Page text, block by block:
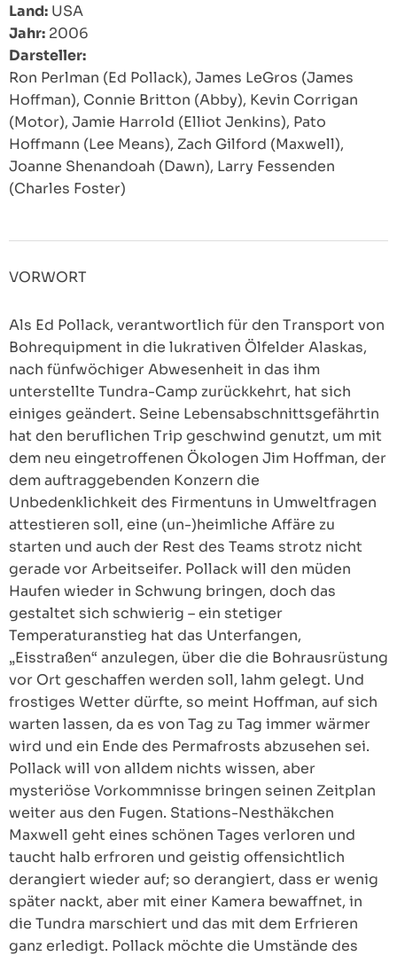
Land: USA
Jahr: 2006
Darsteller:
Ron Perlman (Ed Pollack), James LeGros (James
Hoffman), Connie Britton (Abby), Kevin Corrigan
(Motor), Jamie Harrold (Elliot Jenkins), Pato
Hoffmann (Lee Means), Zach Gilford (Maxwell),
Joanne Shenandoah (Dawn), Larry Fessenden
(Charles Foster)
VORWORT
Als Ed Pollack, verantwortlich für den Transport von
Bohrequipment in die lukrativen Ölfelder Alaskas,
nach fünfwöchiger Abwesenheit in das ihm
unterstellte Tundra-Camp zurückkehrt, hat sich
einiges geändert. Seine Lebensabschnittsgefährtin
hat den beruflichen Trip geschwind genutzt, um mit
dem neu eingetroffenen Ökologen Jim Hoffman, der
dem auftraggebenden Konzern die
Unbedenklichkeit des Firmentuns in Umweltfragen
attestieren soll, eine (un-)heimliche Affäre zu
starten und auch der Rest des Teams strotz nicht
gerade vor Arbeitseifer. Pollack will den müden
Haufen wieder in Schwung bringen, doch das
gestaltet sich schwierig – ein stetiger
Temperaturanstieg hat das Unterfangen,
„Eisstraßen“ anzulegen, über die die Bohrausrüstung
vor Ort geschaffen werden soll, lahm gelegt. Und
frostiges Wetter dürfte, so meint Hoffman, auf sich
warten lassen, da es von Tag zu Tag immer wärmer
wird und ein Ende des Permafrosts abzusehen sei.
Pollack will von alldem nichts wissen, aber
mysteriöse Vorkommnisse bringen seinen Zeitplan
weiter aus den Fugen. Stations-Nesthäkchen
Maxwell geht eines schönen Tages verloren und
taucht halb erfroren und geistig offensichtlich
derangiert wieder auf; so derangiert, dass er wenig
später nackt, aber mit einer Kamera bewaffnet, in
die Tundra marschiert und das mit dem Erfrieren
ganz erledigt. Pollack möchte die Umstände des